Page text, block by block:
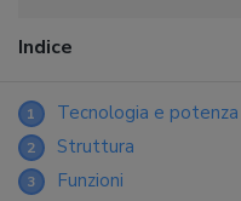
Indice
1 Tecnologia e potenza
2 Struttura
3 Funzioni